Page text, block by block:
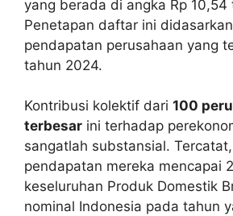
yang berada di angka Rp 10,54
Penetapan daftar ini
pendapatan perusahaan yang
tahun 2024.
Kontribusi kolektif dari 100
terbesar ini terhadap
sangatlah substansial.
pendapatan mereka mencapai
keseluruhan Produk Domestik
nominal Indonesia pada tahun